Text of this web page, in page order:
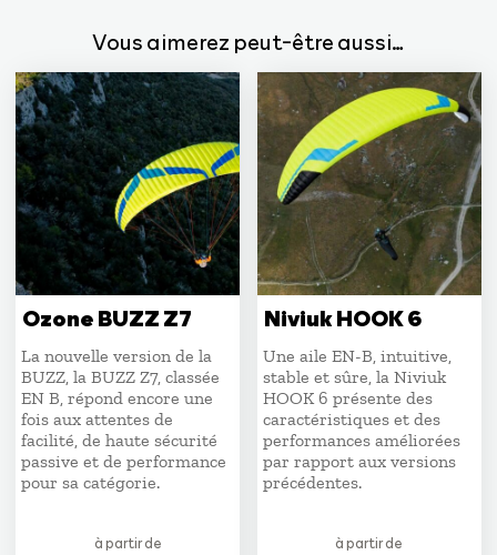
Vous aimerez peut-être aussi…
Ozone BUZZ Z7
La nouvelle version de la
BUZZ, la BUZZ Z7, classée
EN B, répond encore une
fois aux attentes de
facilité, de haute sécurité
passive et de performance
pour sa catégorie.
à partir de
Niviuk HOOK 6
Une aile EN-B, intuitive,
stable et sûre, la Niviuk
HOOK 6 présente des
caractéristiques et des
performances améliorées
par rapport aux versions
précédentes.
à partir de